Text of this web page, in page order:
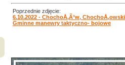
Poprzednie zdjęcie:
6.10.2022 - ChochoÅ‚Ã³w,
Gminne manewry taktyczno- bojowe